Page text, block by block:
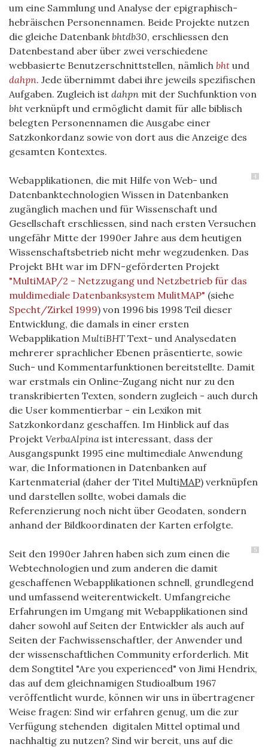
um eine Sammlung und Analyse der epigraphisch-
hebräischen Personennamen. Beide Projekte nutzen
die gleiche Datenbankbhtdb30, erschliessen den
Datenbestand aber über zwei verschiedene
webbasierte Benutzerschnittstellen, nämlich bht und
dahpn. Jede übernimmt dabei ihre jeweils spezifischen
Aufgaben. Zugleich ist dahpn mit der Suchfunktion von
bht verknüpft und ermöglicht damit für alle biblisch
belegten Personennamen die Ausgabe einer
Satzkonkordanz sowie von dort aus die Anzeige des
gesamten Kontextes.
4
Webapplikationen, die mit Hilfe von Web- und
Datenbanktechnologien Wissen in Datenbanken
zugänglich machen und für Wissenschaft und
Gesellschaft erschliessen, sind nach ersten Versuchen
ungefähr Mitte der 1990er Jahre aus dem heutigen
Wissenschaftsbetrieb nicht mehr wegzudenken. Das
Projekt BHt war im DFN-geförderten Projekt
"MultiMAP/2 - Netzzugang und Netzbetrieb für das
muldimediale Datenbanksystem MulitMAP" (siehe
Specht/Zirkel 1999) von 1996 bis 1998 Teil dieser
Entwicklung, die damals in einer ersten
Webapplikation MultiBHT Text- und Analysedaten
mehrerer sprachlicher Ebenen präsentierte, sowie
Such- und Kommentarfunktionen bereitstellte. Damit
war erstmals ein Online-Zugang nicht nur zu den
transkribierten Texten, sondern zugleich - auch durch
die User kommentierbar - ein Lexikon mit
Satzkonkordanz geschaffen. Im Hinblick auf das
Projekt VerbaAlpina ist interessant, dass der
Ausgangspunkt 1995 eine multimediale Anwendung
war, die Informationen in Datenbanken auf
Kartenmaterial (daher der Titel MultiMAP) verknüpfen
und darstellen sollte, wobei damals die
Referenzierung noch nicht über Geodaten, sondern
anhand der Bildkoordinaten der Karten erfolgte.
5
Seit den 1990er Jahren haben sich zum einen die
Webtechnologien und zum anderen die damit
geschaffenen Webapplikationen schnell, grundlegend
und umfassend weiterentwickelt. Umfangreiche
Erfahrungen im Umgang mit Webapplikationen sind
daher sowohl auf Seiten der Entwickler als auch auf
Seiten der Fachwissenschaftler, der Anwender und
der wissenschaftlichen Community erforderlich. Mit
dem Songtitel "Are you experienced" von Jimi Hendrix,
das auf dem gleichnamigen Studioalbum 1967
veröffentlicht wurde, können wir uns in übertragener
Weise fragen: Sind wir erfahren genug, um die zur
Verfügung stehenden digitalen Mittel optimal und
nachhaltig zu nutzen? Sind wir bereit, uns auf die